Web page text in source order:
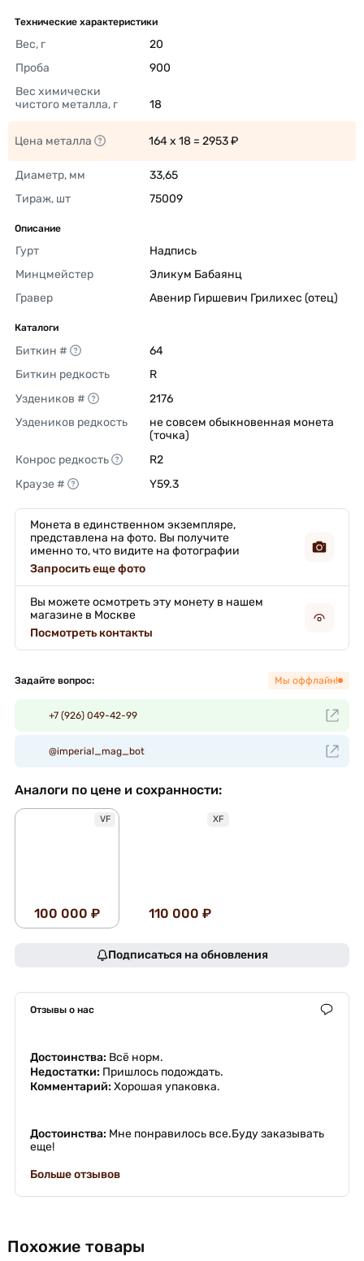
Технические характеристики
Вес, г
20
Проба
900
Вес химически
чистого металла, г
18
Цена металла 164 x 18 = 2953 ₽
Диаметр, мм
33,65
Тираж, шт
75009
Описание
Гурт
Надпись
Минцмейстер
Эликум Бабаянц
Гравер
Авенир Гиршевич Грилихес (отец)
Каталоги
Биткин #
64
Биткин редкость
R
Уздеников #
2176
Уздеников редкость
не совсем обыкновенная монета
(точка)
Конрос редкость
R2
Краузе #
Y59.3
Монета в единственном экземпляре,
представлена на фото. Вы получите
именно то, что видите на фотографии
Запросить еще фото
Вы можете осмотреть эту монету в нашем
магазине в Москве
Посмотреть контакты
Задайте вопрос: Мы оффлайн!
+7 (926) 049-42-99
@imperial_mag_bot
Аналоги по цене и сохранности:
VF
100 000 ₽
XF
110 000 ₽
Подписаться на обновления
Отзывы о нас
Достоинства: Всë норм.
Недостатки: Пришлось подождать.
Комментарий: Хорошая упаковка.
Достоинства: Мне понравилось все.Буду заказывать
еще!
Больше отзывов
Похожие товары